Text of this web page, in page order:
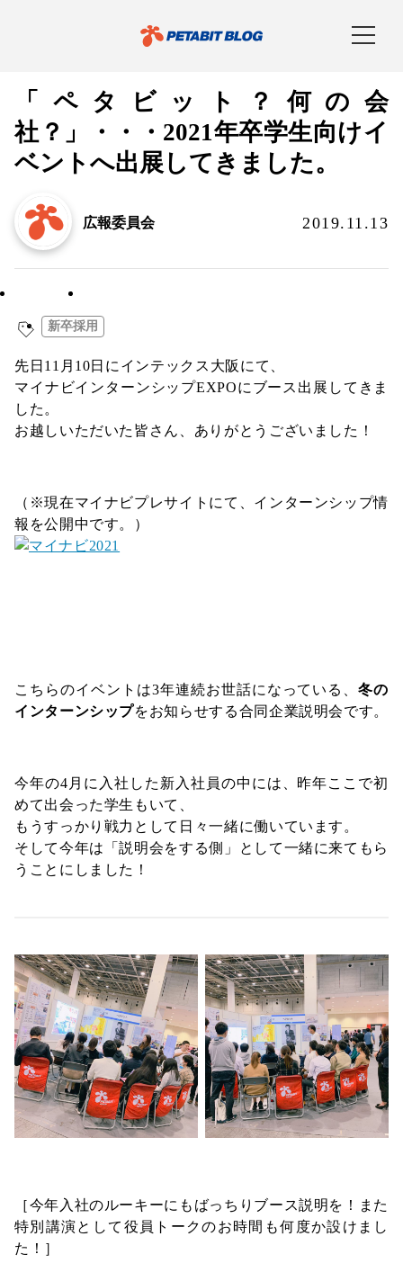
「ペタビット？何の会
社？」・・・2021年卒学生向けイ
ベントへ出展してきました。
広報委員会 2019.11.13
採用関連
新卒採用
先日11月10日にインテックス大阪にて、
マイナビインターンシップEXPOにブース出展してきま
した。
お越しいただいた皆さん、ありがとうございました！
（※現在マイナビプレサイトにて、インターンシップ情
報を公開中です。）
こちらのイベントは3年連続お世話になっている、冬の
インターンシップをお知らせする合同企業説明会です。
今年の4月に入社した新入社員の中には、昨年ここで初
めて出会った学生もいて、
もうすっかり戦力として日々一緒に働いています。
そして今年は「説明会をする側」として一緒に来てもら
うことにしました！
［今年入社のルーキーにもばっちりブース説明を！また
特別講演として役員トークのお時間も何度か設けまし
た！］